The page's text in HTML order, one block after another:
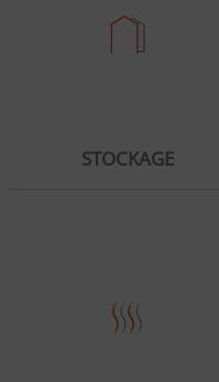
STOCKAGE